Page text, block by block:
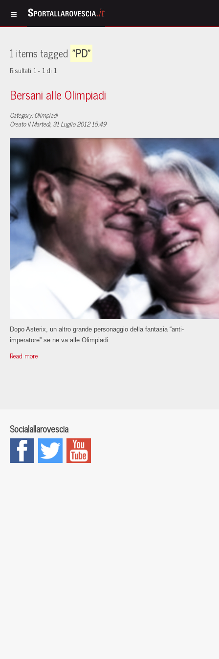
1 items tagged "PD"
Risultati 1 - 1 di 1
Bersani alle Olimpiadi
Category: Olimpiadi
Creato il Martedì, 31 Luglio 2012 15:49
Dopo Asterix, un altro grande personaggio della fantasia “anti-
imperatore” se ne va alle Olimpiadi.
Read more
Socialallarovescia